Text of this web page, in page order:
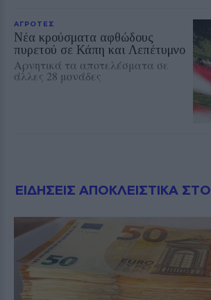
ΑΓΡΟΤΕΣ
Νέα κρούσματα αφθώδους
πυρετού σε Κάπη και Λεπέτυμνο
Αρνητικά τα αποτελέσματα σε
άλλες 28 μονάδες
ΕΙΔΗΣΕΙΣ ΑΠΟΚΛΕΙΣΤΙΚΑ ΣΤΟ